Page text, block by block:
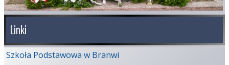
Linki
Szkoła Podstawowa w Branwi